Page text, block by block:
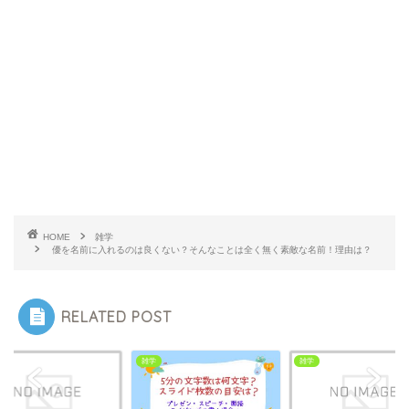
HOME
雑学
優を名前に入れるのは良くない？そんなことは全く無く素敵な名前！理由は？
RELATED POST
雑学 雑学